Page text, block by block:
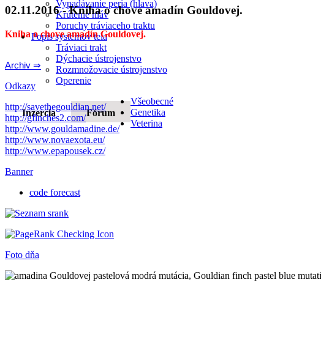
Vypadávanie peria (hlava)
Krútenie hláv
Poruchy tráviaceho traktu
Popis systémov tela
Tráviaci trakt
Dýchacie ústrojenstvo
Rozmnožovacie ústrojenstvo
Operenie
Inzercia Fórum
Všeobecné
Genetika
Veterina
02.11.2016 - Kniha o chove amadín Gouldovej.
Kniha o chove amadín Gouldovej.
Archiv ⇒
Odkazy
http://savethegouldian.net/
http://gfinches2.com/
http://www.gouldamadine.de/
http://www.novaexota.eu/
http://www.epapousek.cz/
Banner
code forecast
Foto dňa